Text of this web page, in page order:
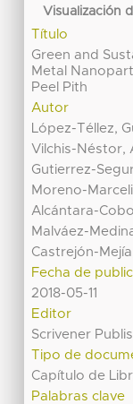
Visualización
Título
Green and
Metal
Peel Pith
Autor
López-Téllez,
Vilchis-Néstor,
Gutierrez-
Moreno-
Alcántara-
Malváez-
Castrejón-
Fecha de
2018-05-11
Editor
Scrivener
Tipo de
Capítulo de
Palabras clave